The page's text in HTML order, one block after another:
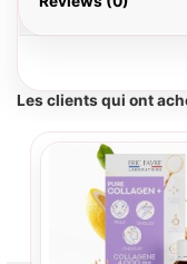
Les clients qui ont